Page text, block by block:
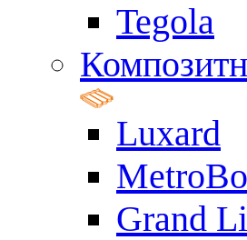
Tegola
Luxard
Grand